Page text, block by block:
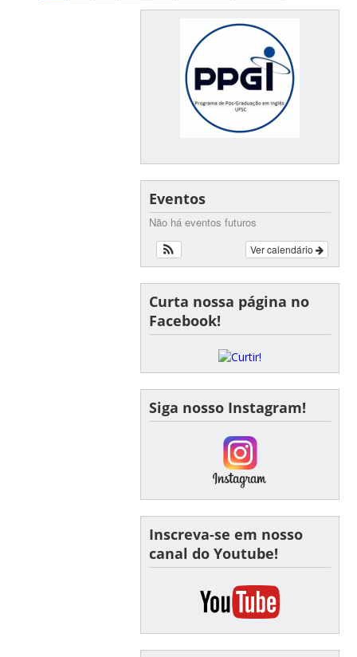
Eventos
Não há eventos futuros
Ver calendário
Curta nossa página no
Facebook!
Siga nosso Instagram!
Inscreva-se em nosso
canal do Youtube!